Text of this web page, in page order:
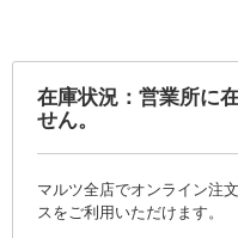
在庫状況：営業所に
せん。
マルツ全店でオンライン注
スをご利用いただけます。